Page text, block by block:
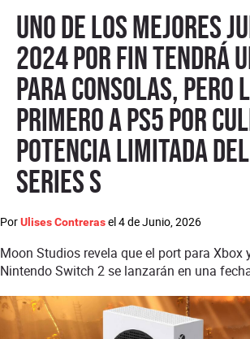
Uno de los mejores
2024 por fin tendrá
para consolas,
primero a PS5 por
potencia limitada
Series S
PorUlises Contrerasel4 de Junio, 2026
Moon Studios revela que el port para Xbox
Nintendo Switch 2 se lanzarán en una